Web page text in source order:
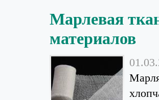
Марлевая
материалов